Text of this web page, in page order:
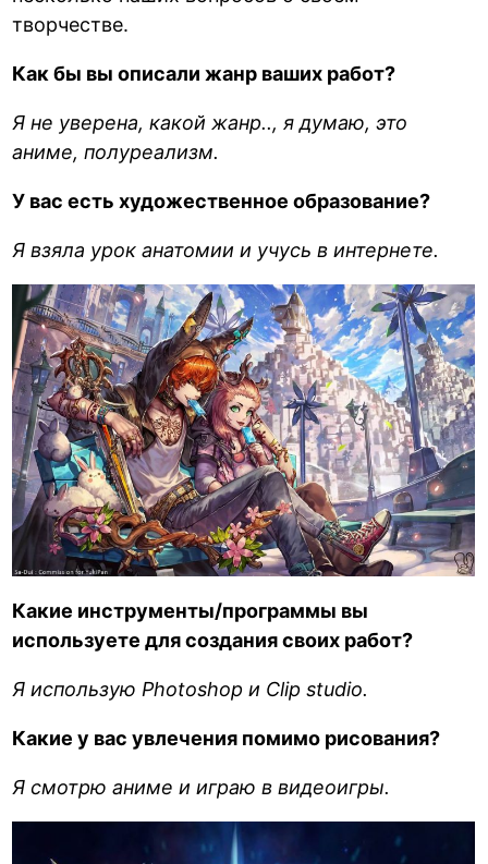
творчестве.
Как бы вы описали жанр ваших работ?
Я не уверена, какой жанр.., я думаю, это
аниме, полуреализм.
У вас есть художественное образование?
Я взяла урок анатомии и учусь в интернете.
Какие инструменты/программы вы
используете для создания своих работ?
Я использую Photoshop и Clip studio.
Какие у вас увлечения помимо рисования?
Я смотрю аниме и играю в видеоигры.